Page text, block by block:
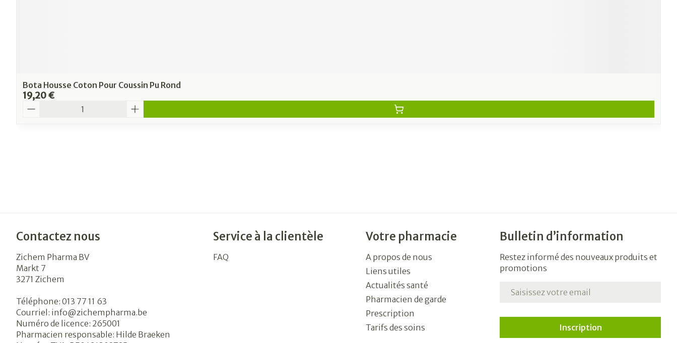
Bota Housse Coton Pour Coussin Pu Rond
19,20 €
Contactez nous
Zichem Pharma BV
Markt 7
3271 Zichem
Téléphone: 013 77 11 63
Courriel: info@zichempharma.be
Numéro de licence: 265001
Pharmacien responsable: Hilde Braeken
Service à la clientèle
FAQ
Votre pharmacie
A propos de nous
Liens utiles
Actualités santé
Pharmacien de garde
Prescription
Tarifs des soins
Bulletin d’information
Restez informé des nouveaux produits et
promotions
Inscription